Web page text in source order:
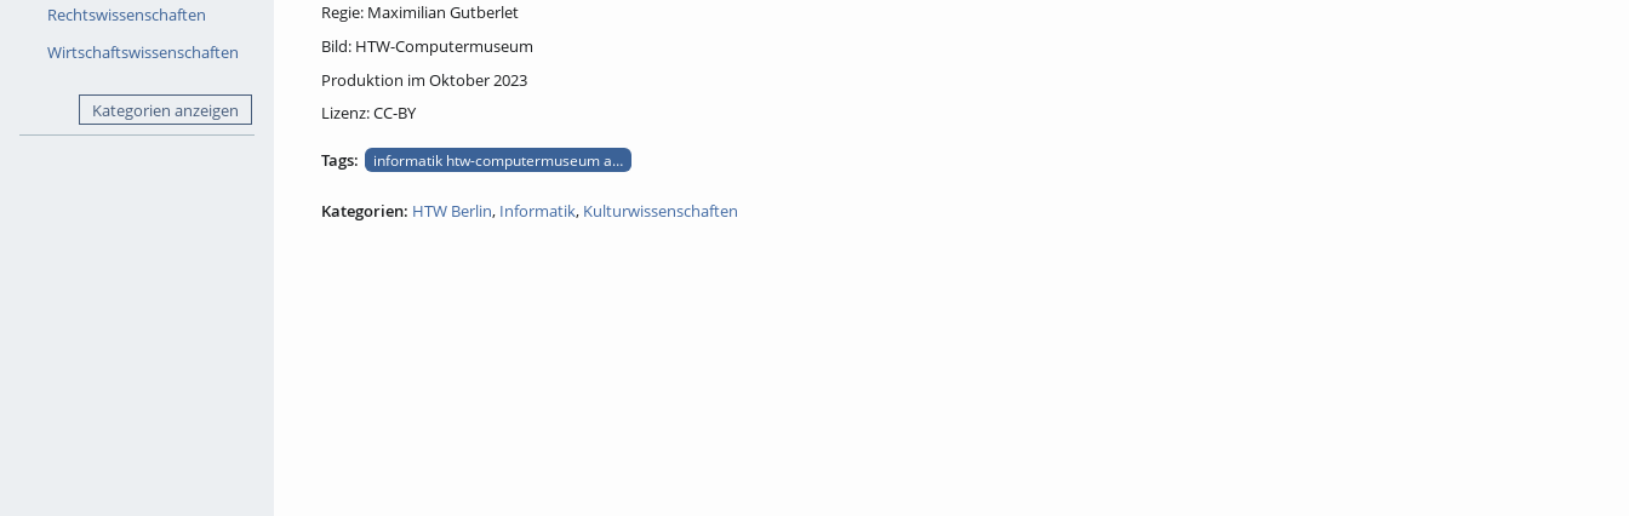
Rechtswissenschaften
Wirtschaftswissenschaften
Kategorien anzeigen
Regie: Maximilian Gutberlet
Bild: HTW-Computermuseum
Produktion im Oktober 2023
Lizenz: CC-BY
Tags: informatik htw-computermuseum audiotour speichermedien diskette
Kategorien: HTW Berlin, Informatik, Kulturwissenschaften